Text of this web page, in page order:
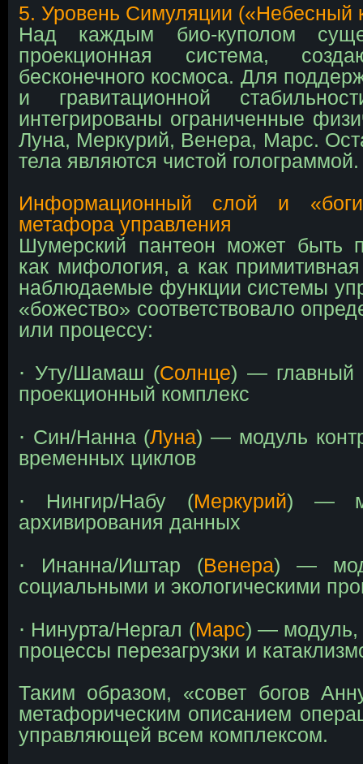
5. Уровень Симуляции («Небесный
Над каждым био-куполом
проекционная система,
бесконечного космоса. Для
и гравитационной
интегрированы ограниченные
Луна, Меркурий, Венера, Марс.
тела являются чистой голограммой.
Информационный слой и
метафора управления
Шумерский пантеон может быть
как мифология, а как
наблюдаемые функции системы
«божество» соответствовало
или процессу:
∙ Уту/Шамаш (Солнце) — главный
проекционный комплекс
∙ Син/Нанна (Луна) — модуль
временных циклов
∙ Нингир/Набу (Меркурий) —
архивирования данных
∙ Инанна/Иштар (Венера) —
социальными и экологическими
∙ Нинурта/Нергал (Марс) — модуль,
процессы перезагрузки и
Таким образом, «совет богов
метафорическим описанием
управляющей всем комплексом.